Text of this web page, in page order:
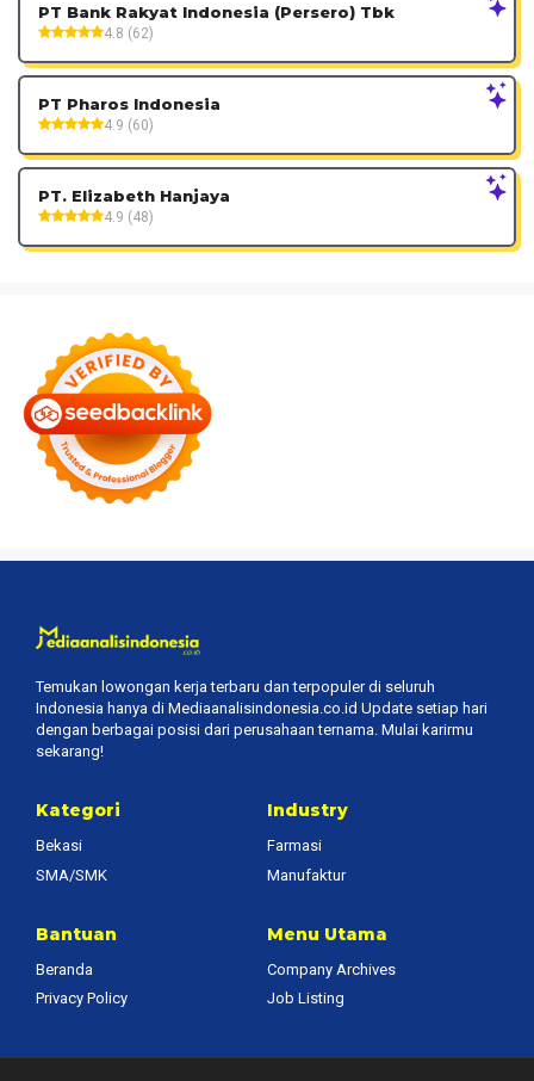
PT Bank Rakyat Indonesia (Persero) Tbk
4.8 (62)
PT Pharos Indonesia
4.9 (60)
PT. Elizabeth Hanjaya
4.9 (48)
Temukan lowongan kerja terbaru dan terpopuler di seluruh
Indonesia hanya di Mediaanalisindonesia.co.id Update setiap hari
dengan berbagai posisi dari perusahaan ternama. Mulai karirmu
sekarang!
Kategori
Bekasi
SMA/SMK
Industry
Farmasi
Manufaktur
Bantuan
Beranda
Privacy Policy
Menu Utama
Company Archives
Job Listing